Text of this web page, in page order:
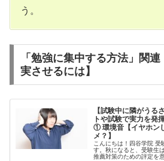
う。
「勉強に集中する方法」関
実させるには】
【試験中に隣がうる
トや試験で実力を発
① 環境音【イヤホン
メ？】
こんにちは！四谷学院
す。秋になると、受験生
推薦対策のための評定を